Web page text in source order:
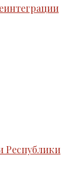
Республики